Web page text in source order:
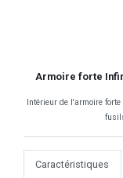
Armoire forte
Intérieur de l'armoire
Caractéristiques